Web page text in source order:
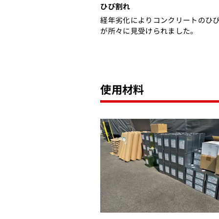
ひび割れ
経年劣化によりコンクリートのひ
が所々に見受けられました。
使用材料